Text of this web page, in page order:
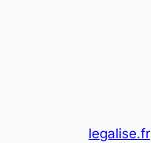
legalise.fr